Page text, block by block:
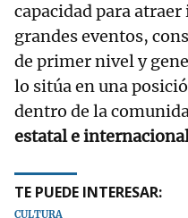
capacidad para
grandes eventos,
de primer nivel y
lo sitúa en una
dentro de la
estatal e
TE PUEDE INTERESAR:
CULTURA